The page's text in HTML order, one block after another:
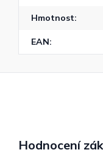
Hmotnost:
EAN:
Hodnocení